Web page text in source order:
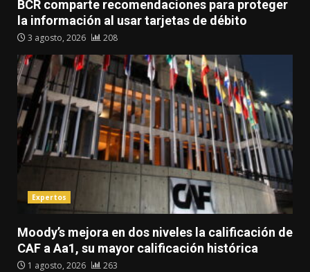
BCR comparte recomendaciones para proteger
la información al usar tarjetas de débito
3 agosto, 2026 208
Expertos
Moody’s mejora en dos niveles la calificación de
CAF a Aa1, su mayor calificación histórica
1 agosto, 2026 263